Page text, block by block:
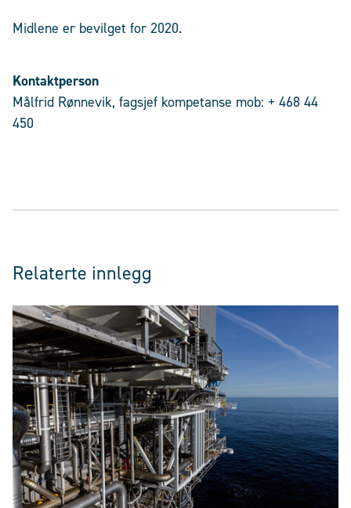
Midlene er bevilget for 2020.
Kontaktperson
Målfrid Rønnevik, fagsjef kompetanse mob: + 468 44
450
Relaterte innlegg